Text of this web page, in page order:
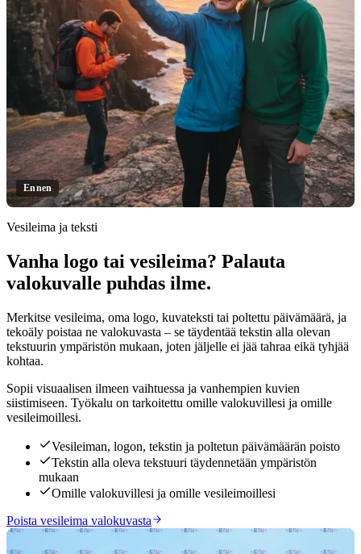
Klikkaa paljastaaksesi
Ennen
Vesileima ja teksti
Vanha logo tai vesileima? Palauta
valokuvalle puhdas ilme.
Merkitse vesileima, oma logo, kuvateksti tai poltettu päivämäärä, ja
tekoäly poistaa ne valokuvasta – se täydentää tekstin alla olevan
tekstuurin ympäristön mukaan, joten jäljelle ei jää tahraa eikä tyhjää
kohtaa.
Sopii visuaalisen ilmeen vaihtuessa ja vanhempien kuvien
siistimiseen. Työkalu on tarkoitettu omille valokuvillesi ja omille
vesileimoillesi.
Vesileiman, logon, tekstin ja poltetun päivämäärän poisto
Tekstin alla oleva tekstuuri täydennetään ympäristön
mukaan
Omille valokuvillesi ja omille vesileimoillesi
Poista vesileima valokuvasta